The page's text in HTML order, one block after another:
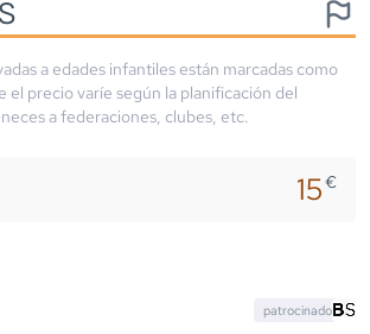
a edades infantiles están marcadas como
el precio varíe según la planificación del
a federaciones, clubes, etc.
15€
patrocinado